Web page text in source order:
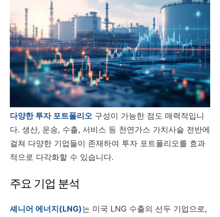
다양한 투자 포트폴리오 구성이 가능한 점도 매력적입니
다. 생산, 운송, 수출, 서비스 등 천연가스 가치사슬 전반에
걸쳐 다양한 기업들이 존재하여 투자 포트폴리오를 효과
적으로 다각화할 수 있습니다.
주요 기업 분석
셰니어 에너지(LNG)는 미국 LNG 수출의 선두 기업으로,